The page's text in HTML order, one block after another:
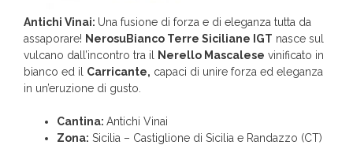
Antichi Vinai: Una fusione di forza e di eleganza tutta da
assaporare! NerosuBianco Terre Siciliane IGT nasce sul
vulcano dall’incontro tra il Nerello Mascalese vinificato in
bianco ed il Carricante, capaci di unire forza ed eleganza
in un’eruzione di gusto.
Cantina: Antichi Vinai
Zona: Sicilia – Castiglione di Sicilia e Randazzo (CT)